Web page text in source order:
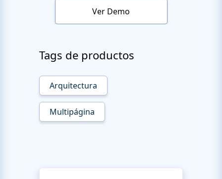
Ver Demo
Tags de productos
Arquitectura
Multipágina